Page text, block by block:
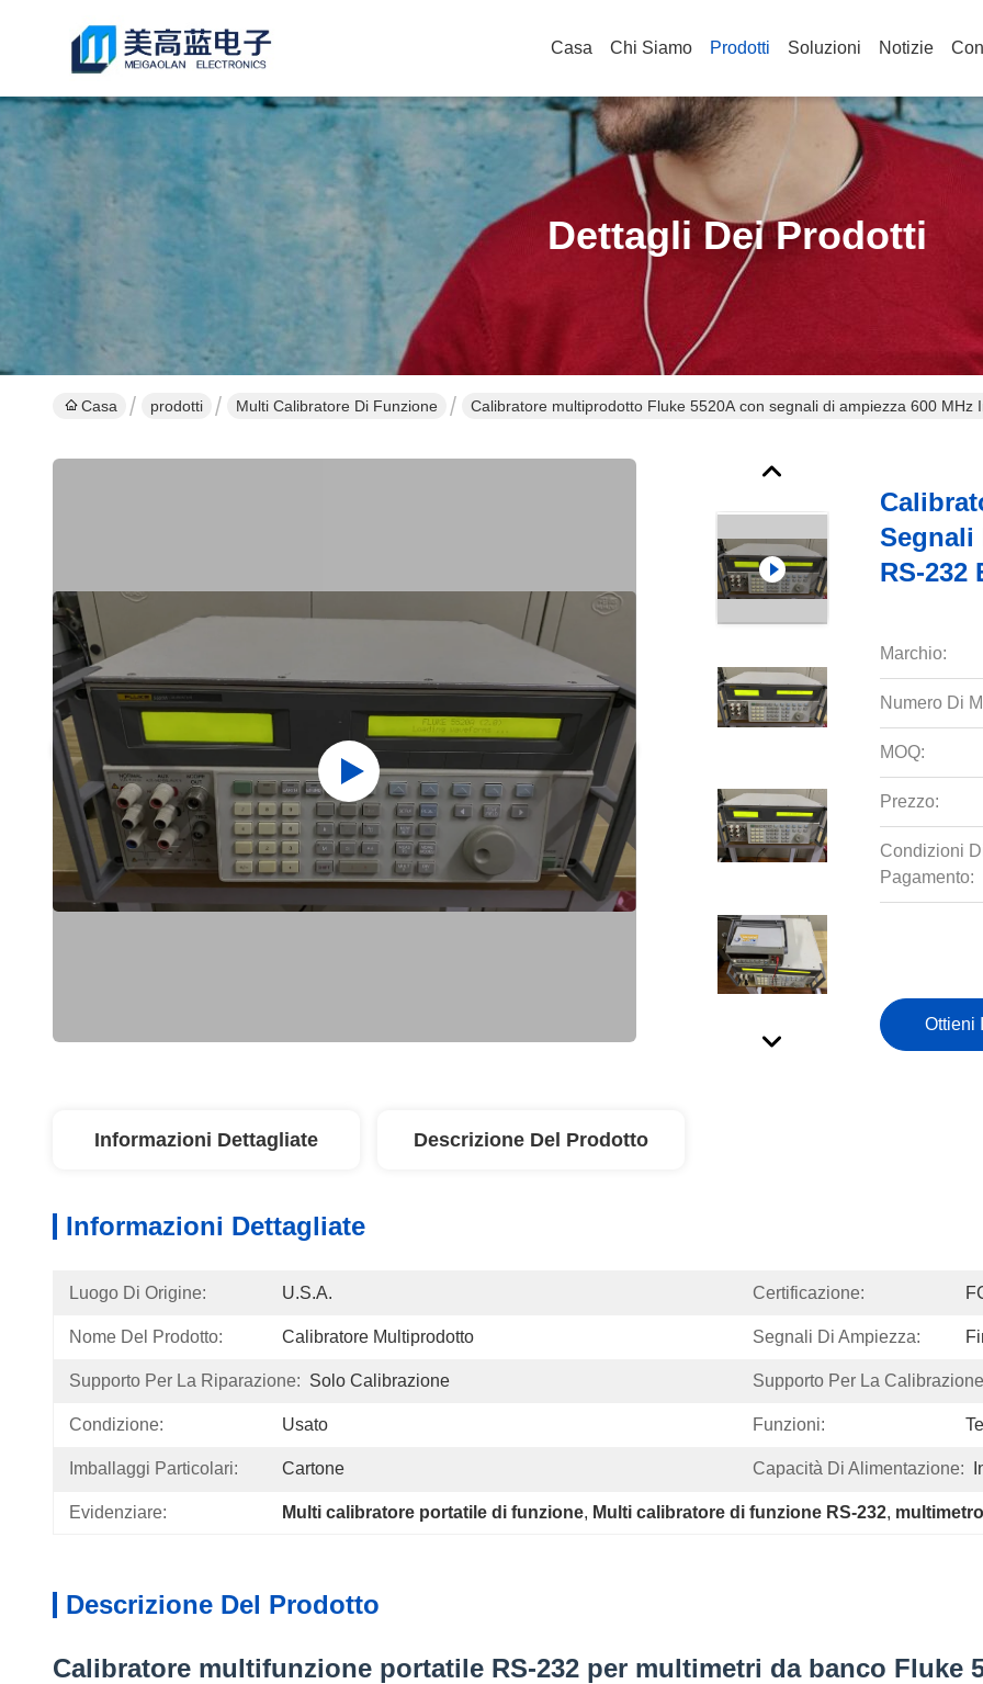
Casa Chi Siamo Prodotti Soluzioni Notizie
Dettagli Dei Prodotti
Casa prodotti Multi Calibratore Di Funzione Calibratore multiprodotto Fluke 5520A con segnali di ampiezza 600 MHz
Segnali
RS-232
Marchio:
Numero Di
MOQ:
Prezzo:
Condizioni
Pagamento:
Ottieni
Informazioni Dettagliate Descrizione Del Prodotto
Informazioni Dettagliate
Luogo Di Origine: U.S.A. Certificazione:
Nome Del Prodotto: Calibratore Multiprodotto Segnali Di Ampiezza:
Supporto Per La Riparazione: Solo Calibrazione Supporto Per La
Condizione: Usato Funzioni:
Imballaggi Particolari: Cartone Capacità Di Alimentazione:
Evidenziare: Multi calibratore portatile di funzione, Multi calibratore di funzione RS-232,
Descrizione Del Prodotto
Calibratore multifunzione portatile RS-232 per multimetri da banco Fluke